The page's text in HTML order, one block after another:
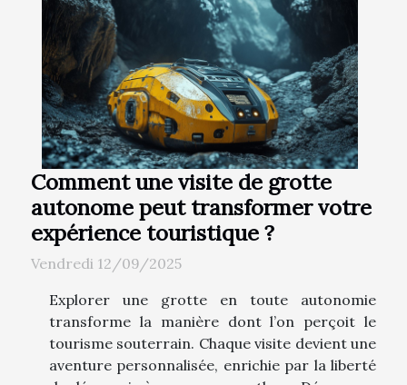
Comment une visite de grotte
autonome peut transformer votre
expérience touristique ?
Vendredi 12/09/2025
Explorer une grotte en toute autonomie
transforme la manière dont l’on perçoit le
tourisme souterrain. Chaque visite devient une
aventure personnalisée, enrichie par la liberté